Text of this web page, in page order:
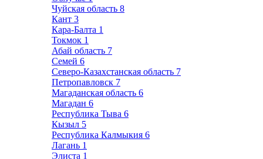
Чуйская область 8
Кант 3
Кара-Балта 1
Токмок 1
Абай область 7
Семей 6
Северо-Казахстанская область 7
Петропавловск 7
Магаданская область 6
Магадан 6
Республика Тыва 6
Кызыл 5
Республика Калмыкия 6
Лагань 1
Элиста 1